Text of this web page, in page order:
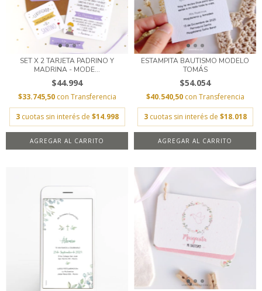
SET X 2 TARJETA PADRINO Y
MADRINA - MODE...
$44.994
$33.745,50 con Transferencia
3 cuotas sin interés de $14.998
ESTAMPITA BAUTISMO MODELO
TOMÁS
$54.054
$40.540,50 con Transferencia
3 cuotas sin interés de $18.018
AGREGAR AL CARRITO